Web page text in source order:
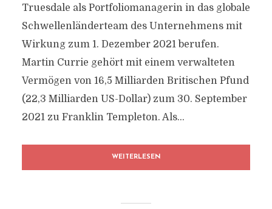
Truesdale als Portfoliomanagerin in das globale
Schwellenländerteam des Unternehmens mit
Wirkung zum 1. Dezember 2021 berufen.
Martin Currie gehört mit einem verwalteten
Vermögen von 16,5 Milliarden Britischen Pfund
(22,3 Milliarden US-Dollar) zum 30. September
2021 zu Franklin Templeton. Als...
WEITERLESEN